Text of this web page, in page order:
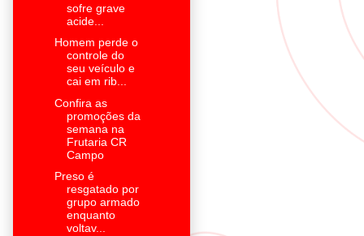
sofre grave
acide...
Homem perde o
controle do
seu veículo e
cai em rib...
Confira as
promoções da
semana na
Frutaria CR
Campo
Preso é
resgatado por
grupo armado
enquanto
voltav...